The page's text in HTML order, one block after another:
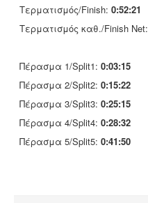
Τερματισμός/Finish: 0:52:21
Τερματισμός καθ./Finish Net:
Πέρασμα 1/Split1: 0:03:15
Πέρασμα 2/Split2: 0:15:22
Πέρασμα 3/Split3: 0:25:15
Πέρασμα 4/Split4: 0:28:32
Πέρασμα 5/Split5: 0:41:50